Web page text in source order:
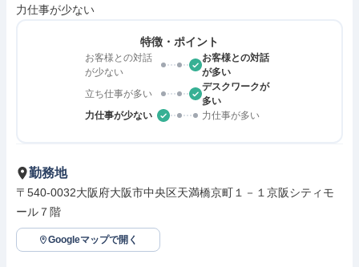
力仕事が少ない
特徴・ポイント
お客様との対話
が少ない
お客様との対話
が多い
立ち仕事が多い
デスクワークが
多い
力仕事が少ない
力仕事が多い
勤務地
〒540-0032大阪府大阪市中央区天満橋京町１－１京阪シティモ
ール７階
Googleマップで開く